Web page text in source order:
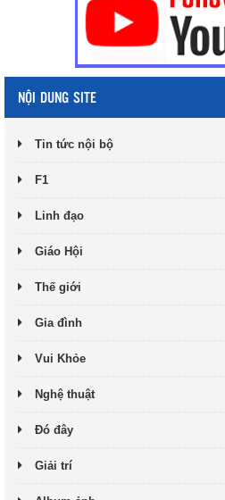
NỘI DUNG SITE
Tin tức nội bộ
F1
Linh đạo
Giáo Hội
Thế giới
Gia đình
Vui Khỏe
Nghệ thuật
Đó đây
Giải trí